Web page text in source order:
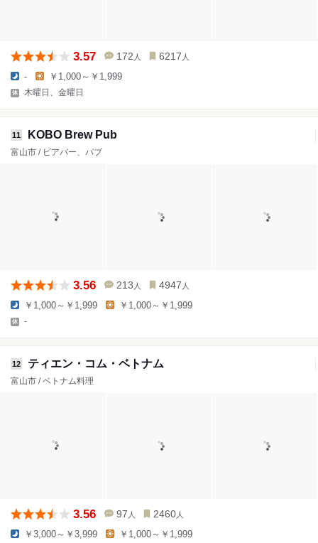
3.57 172 人 6217 人
- ￥1,000～￥1,999
木曜日、金曜日
11 KOBO Brew Pub
富山市 / ビアバー、パブ
3.56 213 人 4947 人
￥1,000～￥1,999 ￥1,000～￥1,999
-
12 ティエン・コム・ベトナム
富山市 / ベトナム料理
3.56 97 人 2460 人
￥3,000～￥3,999 ￥1,000～￥1,999